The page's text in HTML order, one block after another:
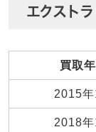
エクスト
買取年
2015年
2018年